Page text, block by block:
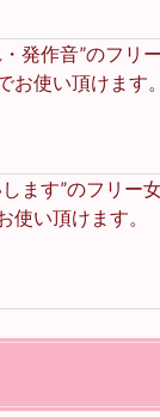
・発作音”のフリ
お使い頂けます。
します”のフリー
使い頂けます。